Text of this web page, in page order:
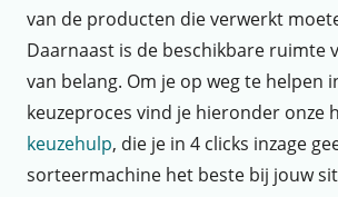
van de producten die verwerkt
Daarnaast is de beschikbare ruimte
van belang. Om je op weg te helpen
keuzeproces vind je hieronder onze
keuzehulp, die je in 4 clicks inzage
sorteermachine het beste bij jouw